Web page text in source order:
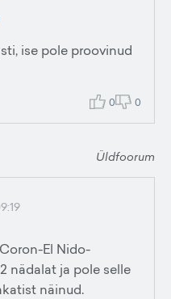
ise pole proovinud
0 0
Üldfoorum
El Nido-
nädalat ja pole selle
näinud.